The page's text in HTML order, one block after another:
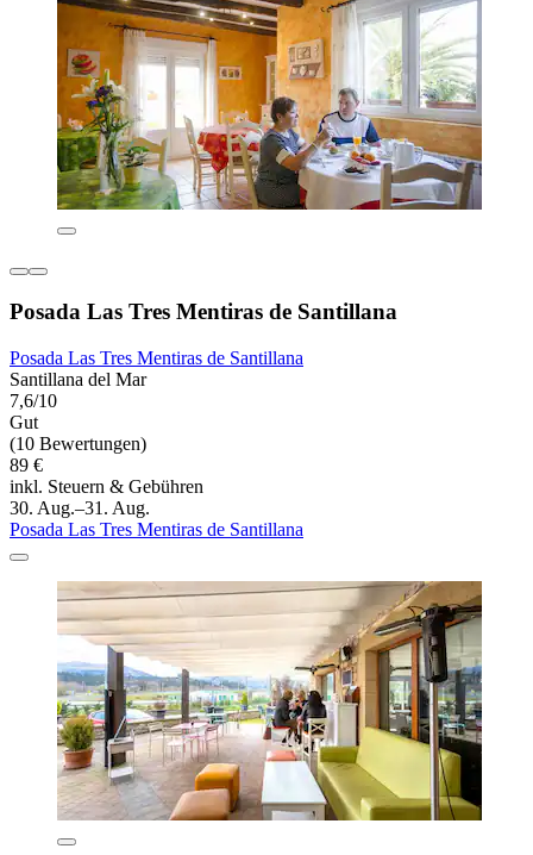
Posada Las Tres Mentiras de Santillana
Posada Las Tres Mentiras de Santillana
Santillana del Mar
7,6/10
Gut
(10 Bewertungen)
89 €
inkl. Steuern & Gebühren
30. Aug.–31. Aug.
Posada Las Tres Mentiras de Santillana